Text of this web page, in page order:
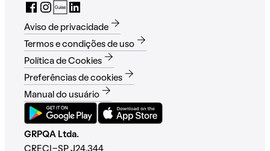
Aviso de privacidade
Termos e condições de uso
Política de Cookies
Preferências de cookies
Manual do usuário
GRPQA Ltda.